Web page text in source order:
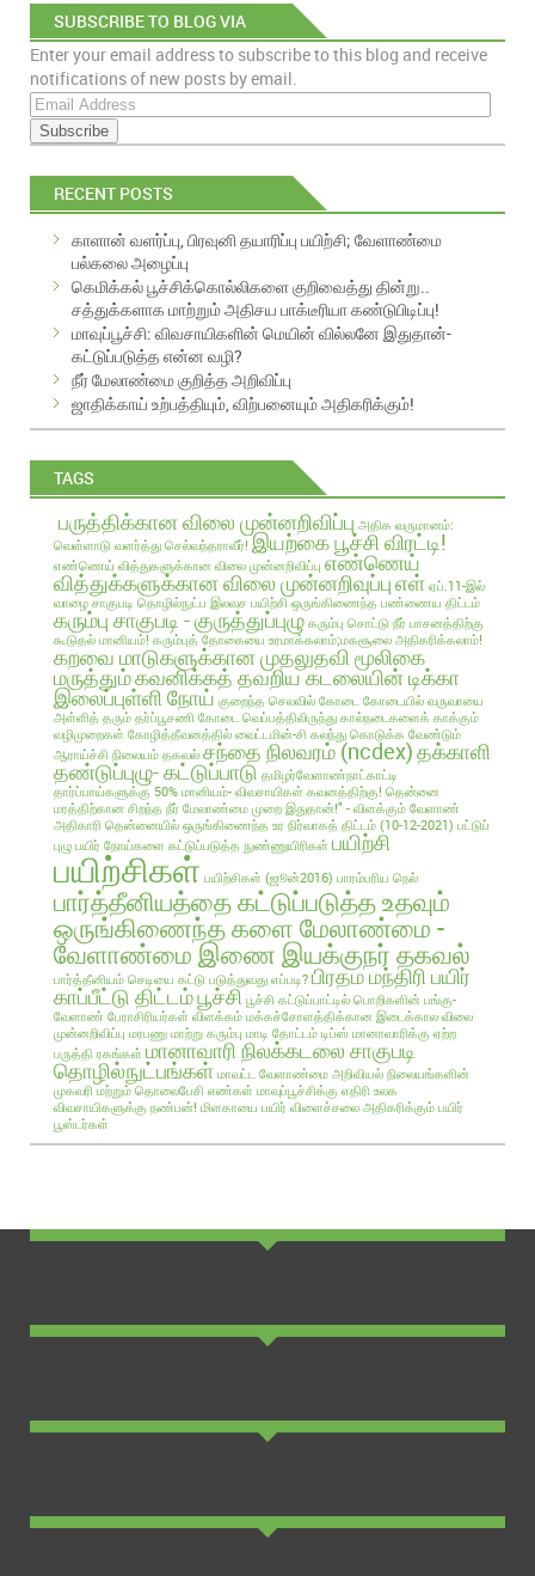
SUBSCRIBE TO BLOG VIA
EMAIL
Enter your email address to subscribe to this blog and receive
notifications of new posts by email.
E
m
a
i
A
RECENT POSTS
காளான் வளர்ப்பு, பிரவுனி தயாரிப்பு பயிற்சி; வேளாண்மை
பல்கலை அழைப்பு
கெமிக்கல் பூச்சிக்கொல்லிகளை குறிவைத்து தின்று..
சத்துக்களாக மாற்றும் அதிசய பாக்டீரியா கண்டுபிடிப்பு!
மாவுப்பூச்சி: விவசாயிகளின் மெயின் வில்லனே இதுதான்-
கட்டுப்படுத்த என்ன வழி?
நீர் மேலாண்மை குறித்த அறிவிப்பு
ஜாதிக்காய் உற்பத்தியும், விற்பனையும் அதிகரிக்கும்!
TAGS
பருத்திக்கான விலை முன்னறிவிப்பு அதிக வருமானம்:
வெள்ளாடு வளர்த்து செல்வந்தராவீர்! இயற்கை பூச்சி விரட்டி!
எண்ணெய் வித்துகளுக்கான விலை முன்னறிவிப்பு எண்ணெய்
வித்துக்களுக்கான விலை முன்னறிவுப்புஎள் ஏப்.11-இல்
வாழை சாகுபடி தொழில்நுட்ப இலவச பயிற்சி ஒருங்கிணைந்த பண்ணைய திட்டம்
கரும்பு சாகுபடி - குருத்துப்புழு கரும்பு சொட்டு நீர் பாசனத்திற்கு
கூடுதல் மானியம்! கரும்புத் தோகையை உரமாக்கலாம்;மகசூலை அதிகரிக்கலாம்!
கறவை மாடுகளுக்கான முதலுதவி மூலிகை
மருத்தும்கவனிக்கத் தவறிய கடலையின் டிக்கா
இலைப்புள்ளி நோய் குறைந்த செலவில் கோடை கோடையில் வருவாயை
அள்ளித் தரும் தர்ப்பூசணி கோடை வெப்பத்திலிருந்து கால்நடைகளைக் காக்கும்
வழிமுறைகள் கோழித்தீவனத்தில் வைட்டமின்-சி கலந்து கொடுக்க வேண்டும்
ஆராய்ச்சி நிலையம் தகவல் சந்தை நிலவரம் (ncdex)தக்காளி
தண்டுப்புழு- கட்டுப்பாடு தமிழர்வேளாண்நாட்காட்டி
தார்ப்பாய்களுக்கு 50% மானியம்- விவசாயிகள் கவனத்திற்கு! தென்னை
மரத்திற்கான சிறந்த நீர் மேலாண்மை முறை இதுதான்!" - விளக்கும் வேளாண்
அதிகாரி தென்னையில் ஒருங்கிணைந்த உர நிர்வாகத் திட்டம் (10-12-2021) பட்டுப்
புழு பயிர் நோய்களை கட்டுப்படுத்த நுண்ணுயிரிகள் பயிற்சி
பயிற்சிகள் பயிற்சிகள் (ஜூன்2016) பாரம்பரிய நெல்
பார்த்தீனியத்தை கட்டுப்படுத்த உதவும்
ஒருங்கிணைந்த களை மேலாண்மை -
வேளாண்மை இணை இயக்குநர் தகவல்
பார்த்தீனியம் செடியை கட்டு படுத்துவது எப்படி? பிரதம மந்திரி பயிர்
காப்பீட்டு திட்டம்பூச்சி பூச்சி கட்டுப்பாட்டில் பொறிகளின் பங்கு-
வேளாண் பேராசிரியர்கள் விளக்கம் மக்கச்சோளத்திக்கான இடைக்கால விலை
முன்னறிவிப்பு மரபணு மாற்று கரும்பு மாடி தோட்டம் டிப்ஸ் மானாவாரிக்கு ஏற்ற
பருத்தி ரகங்கள் மானாவாரி நிலக்கடலை சாகுபடி
தொழில்நுட்பங்கள் மாவட்ட வேளாண்மை அறிவியல் நிலையங்களின்
முகவரி மற்றும் தொலைபேசி எண்கள் மாவுப்பூச்சிக்கு எதிரி உலக
விவசாயிகளுக்கு நண்பன்! மிளகாயை பயிர் விளைச்சலை அதிகரிக்கும் பயிர்
பூஸ்டர்கள்